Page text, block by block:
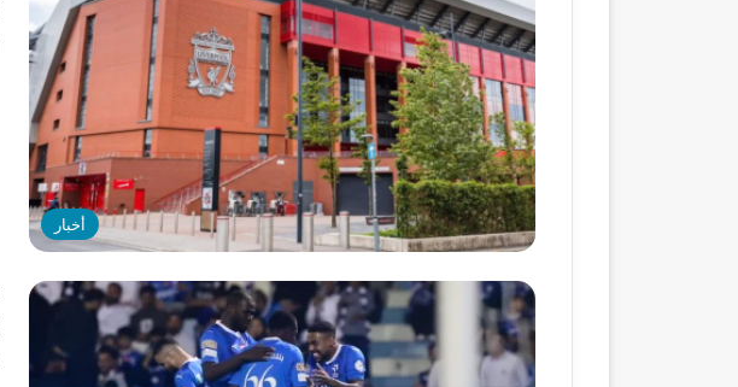
أخبار